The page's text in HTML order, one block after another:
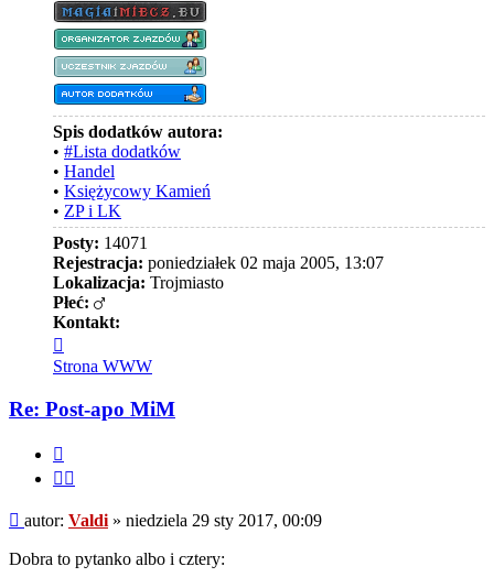
Spis dodatków autora:
• #Lista dodatków
• Handel
• Księżycowy Kamień
• ZP i LK
Posty: 14071
Rejestracja: poniedziałek 02 maja 2005, 13:07
Lokalizacja: Trojmiasto
Płeć:
Kontakt:
się
z
Valdi
Strona WWW
Re: Post-apo MiM
Post
autor: Valdi » niedziela 29 sty 2017, 00:09
Dobra to pytanko albo i cztery: